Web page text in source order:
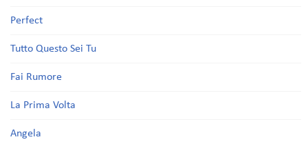
Perfect
Tutto Questo Sei Tu
Fai Rumore
La Prima Volta
Angela